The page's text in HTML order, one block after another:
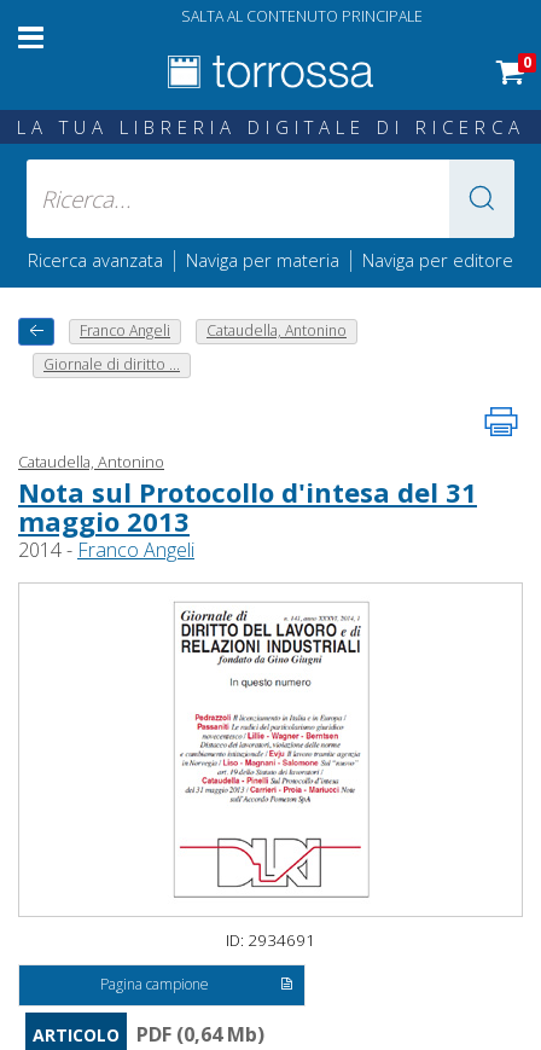
SALTA AL CONTENUTO PRINCIPALE
0
LA TUA LIBRERIA DIGITALE DI RICERCA
Ricerca avanzata | Naviga per materia | Naviga per editore
Franco Angeli
Cataudella, Antonino
Giornale di diritto ...
Cataudella, Antonino
Nota sul Protocollo d'intesa del 31
maggio 2013
2014 - Franco Angeli
ID: 2934691
Pagina campione
ARTICOLO
PDF (0,64 Mb)